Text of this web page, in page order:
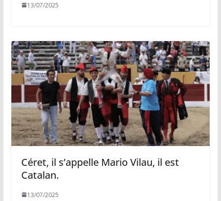
13/07/2025
Céret, il s’appelle Mario Vilau, il est
Catalan.
13/07/2025